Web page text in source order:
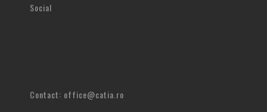
Social
Contact: office@catia.ro